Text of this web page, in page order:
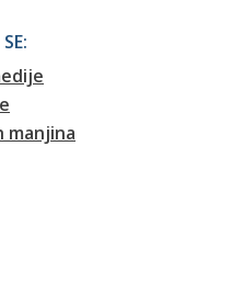
manjina